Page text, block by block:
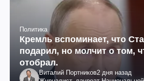
Политика
Кремль вспоминает, что
подарил, но молчит о том,
отобрал.
Виталий Портников2 дня назад